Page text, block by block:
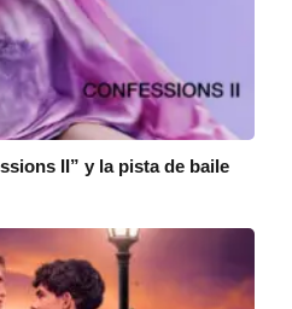
II” y la pista de baile